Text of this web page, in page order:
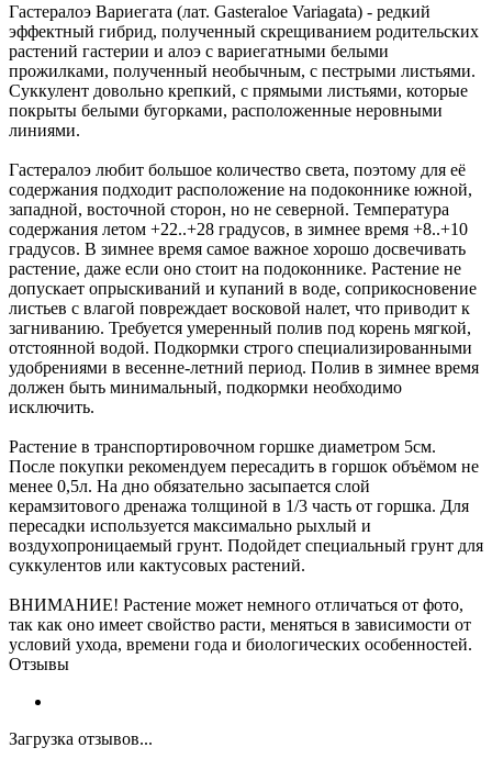
Гастералоэ Вариегата (лат. Gasteraloe Variagata) - редкий
эффектный гибрид, полученный скрещиванием родительских
растений гастерии и алоэ с вариегатными белыми
прожилками, полученный необычным, с пестрыми листьями.
Суккулент довольно крепкий, с прямыми листьями, которые
покрыты белыми бугорками, расположенные неровными
линиями.
Гастералоэ любит большое количество света, поэтому для её
содержания подходит расположение на подоконнике южной,
западной, восточной сторон, но не северной. Температура
содержания летом +22..+28 градусов, в зимнее время +8..+10
градусов. В зимнее время самое важное хорошо досвечивать
растение, даже если оно стоит на подоконнике. Растение не
допускает опрыскиваний и купаний в воде, соприкосновение
листьев с влагой повреждает восковой налет, что приводит к
загниванию. Требуется умеренный полив под корень мягкой,
отстоянной водой. Подкормки строго специализированными
удобрениями в весенне-летний период. Полив в зимнее время
должен быть минимальный, подкормки необходимо
исключить.
Растение в транспортировочном горшке диаметром 5см.
После покупки рекомендуем пересадить в горшок объёмом не
менее 0,5л. На дно обязательно засыпается слой
керамзитового дренажа толщиной в 1/3 часть от горшка. Для
пересадки используется максимально рыхлый и
воздухопроницаемый грунт. Подойдет специальный грунт для
суккулентов или кактусовых растений.
ВНИМАНИЕ! Растение может немного отличаться от фото,
так как оно имеет свойство расти, меняться в зависимости от
условий ухода, времени года и биологических особенностей.
Отзывы
Загрузка отзывов...